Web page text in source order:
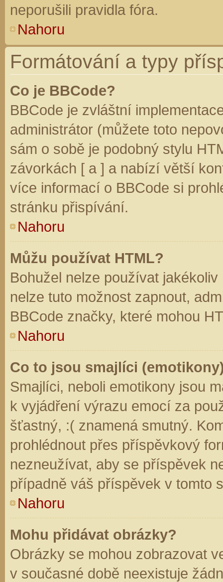
neporušili pravidla fóra.
Nahoru
Formátování a typy
Co je BBCode?
BBCode je zvláštní
administrátor (můžete toto
sám o sobě je podobný stylu
závorkách [ a ] a nabízí větší
více informací o BBCode si
stránku přispívání.
Nahoru
Můžu používat HTML?
Bohužel nelze používat
nelze tuto možnost zapnout,
BBCode značky, které mohou
Nahoru
Co to jsou smajlíci
Smajlíci, neboli emotikony jsou
k vyjádření výrazu emocí za
šťastný, :( znamená smutný.
prohlédnout přes příspěvkový
nezneužívat, aby se příspěvek
případně váš příspěvek v tomto
Nahoru
Mohu přidávat obrázky?
Obrázky se mohou zobrazovat
v současné době neexistuje